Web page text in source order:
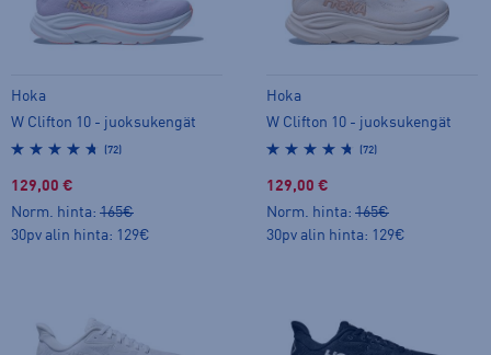
Hoka
W Clifton 10 - juoksukengät
(72)
129,00 €
Norm. hinta: 165€
30pv alin hinta: 129€
Hoka
W Clifton 10 - juoksukengät
(72)
129,00 €
Norm. hinta: 165€
30pv alin hinta: 129€